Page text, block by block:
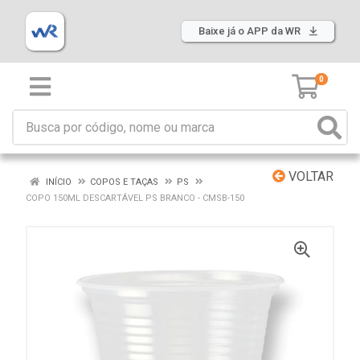
Baixe já o APP da WR
0
VOLTAR
INÍCIO COPOS E TAÇAS
PS
COPO 150ML DESCARTÁVEL PS BRANCO - CMSB-150